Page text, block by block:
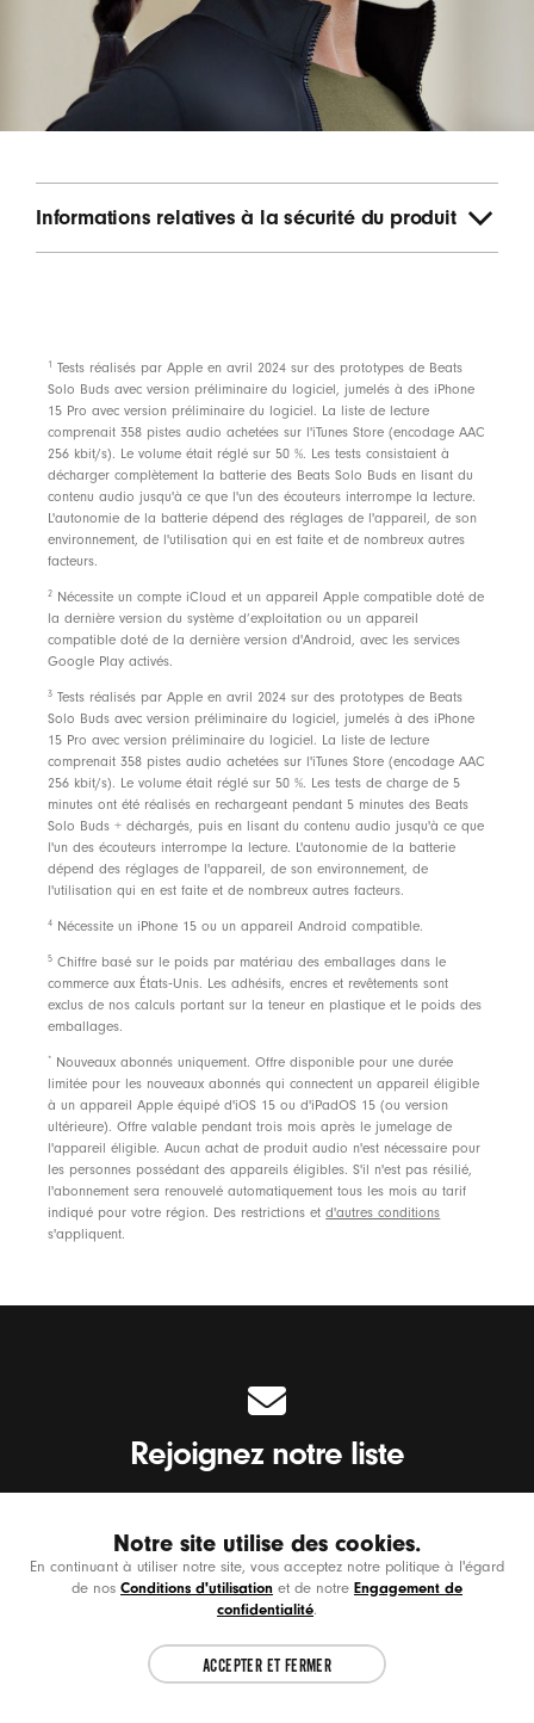
Informations relatives à la sécurité du produit
footnote
1
Tests réalisés par Apple en avril 2024 sur des prototypes de Beats
Solo Buds avec version préliminaire du logiciel, jumelés à des iPhone
15 Pro avec version préliminaire du logiciel. La liste de lecture
comprenait 358 pistes audio achetées sur l'iTunes Store (encodage AAC
256 kbit/s). Le volume était réglé sur 50 %. Les tests consistaient à
décharger complètement la batterie des Beats Solo Buds en lisant du
contenu audio jusqu'à ce que l'un des écouteurs interrompe la lecture.
L'autonomie de la batterie dépend des réglages de l'appareil, de son
environnement, de l'utilisation qui en est faite et de nombreux autres
facteurs.
footnote
2 Nécessite un compte iCloud et un appareil Apple compatible doté de
la dernière version du système d’exploitation ou un appareil
compatible doté de la dernière version d'Android, avec les services
Google Play activés.
footnote
3 Tests réalisés par Apple en avril 2024 sur des prototypes de Beats
Solo Buds avec version préliminaire du logiciel, jumelés à des iPhone
15 Pro avec version préliminaire du logiciel. La liste de lecture
comprenait 358 pistes audio achetées sur l'iTunes Store (encodage AAC
256 kbit/s). Le volume était réglé sur 50 %. Les tests de charge de 5
minutes ont été réalisés en rechargeant pendant 5 minutes des Beats
Solo Buds + déchargés, puis en lisant du contenu audio jusqu'à ce que
l'un des écouteurs interrompe la lecture. L'autonomie de la batterie
dépend des réglages de l'appareil, de son environnement, de
l'utilisation qui en est faite et de nombreux autres facteurs.
footnote
4 Nécessite un iPhone 15 ou un appareil Android compatible.
footnote
5 Chiffre basé sur le poids par matériau des emballages dans le
commerce aux États‑Unis. Les adhésifs, encres et revêtements sont
exclus de nos calculs portant sur la teneur en plastique et le poids des
emballages.
footnote
* Nouveaux abonnés uniquement. Offre disponible pour une durée
limitée pour les nouveaux abonnés qui connectent un appareil éligible
à un appareil Apple équipé d'iOS 15 ou d'iPadOS 15 (ou version
ultérieure). Offre valable pendant trois mois après le jumelage de
l'appareil éligible. Aucun achat de produit audio n'est nécessaire pour
les personnes possédant des appareils éligibles. S'il n'est pas résilié,
l'abonnement sera renouvelé automatiquement tous les mois au tarif
indiqué pour votre région. Des restrictions etd'autres conditions
s'appliquent.
Rejoignez notre liste
sur les tout derniers produits, les collabs et
plus encore.
Notre site utilise des cookies.
En continuant à utiliser notre site, vous acceptez notre politique à l'égard
de nos Conditions d'utilisation et de notre Engagement de
confidentialité.
ACCEPTER ET FERMER
Choose another country or region to see
content specific to your location.